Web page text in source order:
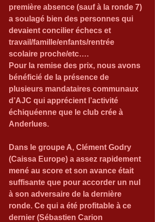
première absence (sauf à la ronde 7)
a soulagé bien des personnes qui
devaient concilier échecs et
travail/famille/enfants/rentrée
scolaire proche/etc….
Pour la remise des prix, nous avons
bénéficié de la présence de
plusieurs mandataires communaux
d’AJC qui apprécient l’activité
échiquéenne que le club crée à
Anderlues.
Dans le groupe A, Clément Godry
(Caissa Europe) a assez rapidement
mené au score et son avance était
suffisante que pour accorder un nul
à son adversaire de la dernière
ronde. Ce qui a été profitable à ce
dernier (Sébastien Carion